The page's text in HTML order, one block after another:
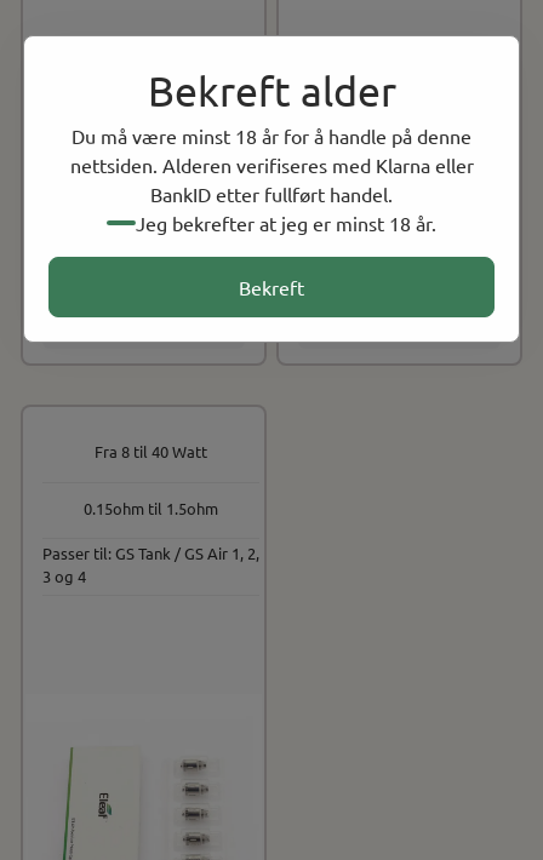
Bekreft alder
Du må være minst 18 år for å handle på denne
nettsiden. Alderen verifiseres med Klarna eller
BankID etter fullført handel.
Jeg bekrefter at jeg er minst 18 år.
Bekreft
Eleaf - HW, Coil (5pk)
Ikke på lager
Eleaf
Eleaf - EC, Coil (5pk)
NOK 149.00
Fra 8 til 40 Watt
0.15ohm til 1.5ohm
Passer til: GS Tank / GS Air 1, 2,
3 og 4